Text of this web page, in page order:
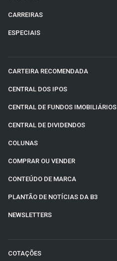
CARREIRAS
ESPECIAIS
CARTEIRA RECOMENDADA
CENTRAL DOS IPOS
CENTRAL DE FUNDOS IMOBILIÁRIOS
CENTRAL DE DIVIDENDOS
COLUNAS
COMPRAR OU VENDER
CONTEÚDO DE MARCA
PLANTÃO DE NOTÍCIAS DA B3
NEWSLETTERS
COTAÇÕES